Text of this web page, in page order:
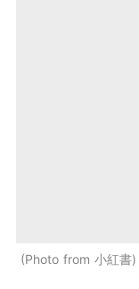
Photo from 小紅書